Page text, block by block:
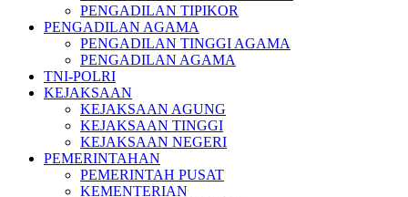
PENGADILAN TIPIKOR
PENGADILAN AGAMA
PENGADILAN TINGGI AGAMA
PENGADILAN AGAMA
TNI-POLRI
KEJAKSAAN
KEJAKSAAN AGUNG
KEJAKSAAN TINGGI
KEJAKSAAN NEGERI
PEMERINTAHAN
PEMERINTAH PUSAT
KEMENTERIAN